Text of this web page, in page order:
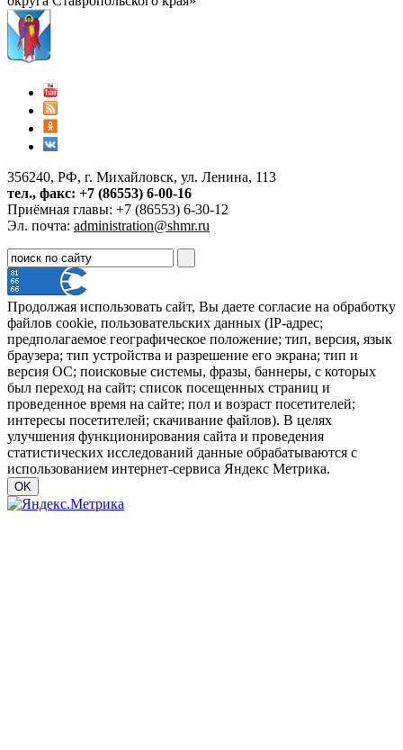
356240, РФ, г. Михайловск, ул. Ленина, 113
тел., факс: +7 (86553) 6-00-16
Приёмная главы: +7 (86553) 6-30-12
Эл. почта: administration@shmr.ru
Продолжая использовать сайт, Вы даете согласие на обработку
файлов cookie, пользовательских данных (IP-адрес;
предполагаемое географическое положение; тип, версия, язык
браузера; тип устройства и разрешение его экрана; тип и
версия ОС; поисковые системы, фразы, баннеры, с которых
был переход на сайт; список посещенных страниц и
проведенное время на сайте; пол и возраст посетителей;
интересы посетителей; скачивание файлов). В целях
улучшения функционирования сайта и проведения
статистических исследований данные обрабатываются с
использованием интернет-сервиса Яндекс Метрика.
OK